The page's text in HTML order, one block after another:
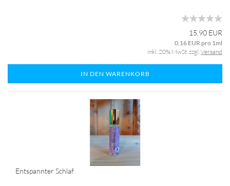
15,90 EUR
0,16 EUR pro 1ml
inkl. 20% MwSt. zzgl.Versand
IN DEN WARENKORB
Entspannter Schlaf